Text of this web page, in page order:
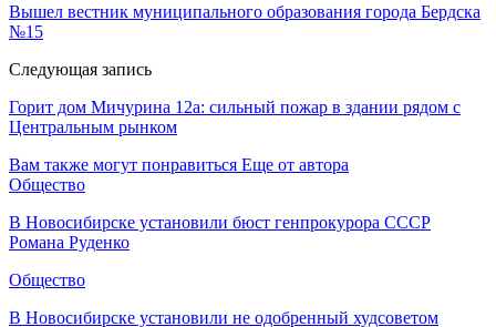
Вышел вестник муниципального образования города Бердска
№15
Следующая запись
Горит дом Мичурина 12а: сильный пожар в здании рядом с
Центральным рынком
Вам также могут понравиться Еще от автора
Общество
В Новосибирске установили бюст генпрокурора СССР
Романа Руденко
Общество
В Новосибирске установили не одобренный худсоветом